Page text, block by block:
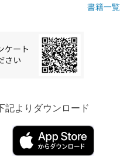
書籍一覧
記よりダウンロード